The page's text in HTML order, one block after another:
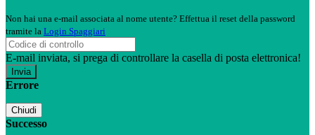
Non hai una e-mail associata al nome utente? Effettua il reset della password
tramite la Login Spaggiari
E-mail inviata, si prega di controllare la casella di posta elettronica!
Errore
Chiudi
Successo